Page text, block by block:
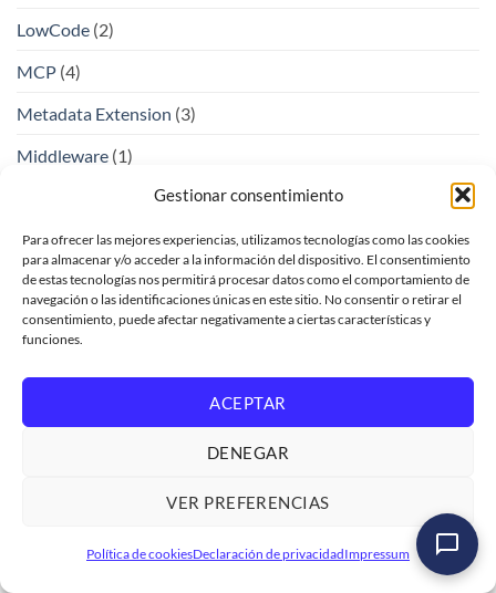
Gestionar consentimiento
Para ofrecer las mejores experiencias, utilizamos tecnologías como las cookies
para almacenar y/o acceder a la información del dispositivo. El consentimiento
de estas tecnologías nos permitirá procesar datos como el comportamiento de
navegación o las identificaciones únicas en este sitio. No consentir o retirar el
consentimiento, puede afectar negativamente a ciertas características y
funciones.
ACEPTAR
DENEGAR
VER PREFERENCIAS
Política de cookiesDeclaración de privacidadImpressum
LowCode (2)
MCP (4)
Metadata Extension (3)
Middleware (1)
Modificar registros en base de datos(2)
n8n(9)
OAuth 2.0(1)
Objetos compartidos y gestión de memoria(5)